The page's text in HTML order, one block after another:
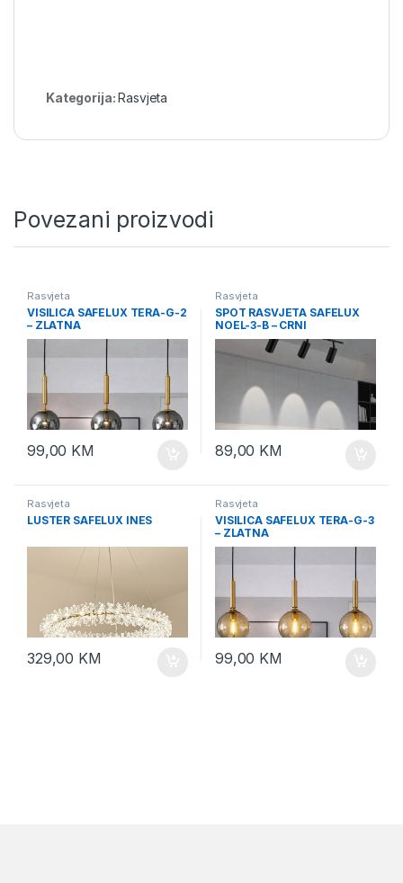
Kategorija:Rasvjeta
Povezani proizvodi
Rasvjeta
VISILICA SAFELUX TERA-G-2
– ZLATNA
99,00 KM
Rasvjeta
SPOT RASVJETA SAFELUX
NOEL-3-B – CRNI
89,00 KM
Rasvjeta
LUSTER SAFELUX INES
329,00 KM
Rasvjeta
VISILICA SAFELUX TERA-G-3
– ZLATNA
99,00 KM